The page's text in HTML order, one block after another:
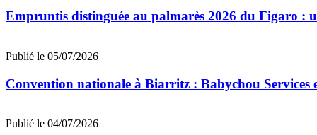
Empruntis distinguée au palmarès 2026 du Figaro :
Publié le 05/07/2026
Convention nationale à Biarritz : Babychou
Publié le 04/07/2026